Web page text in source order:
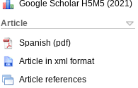
Google Scholar H5M5 (2021 )
Article
Spanish (pdf)
Article in xml format
Article references